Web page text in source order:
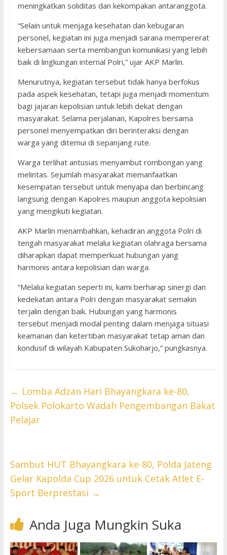
meningkatkan soliditas dan kekompakan antaranggota.
“Selain untuk menjaga kesehatan dan kebugaran
personel, kegiatan ini juga menjadi sarana mempererat
kebersamaan serta membangun komunikasi yang lebih
baik di lingkungan internal Polri,” ujar AKP Marlin.
Menurutnya, kegiatan tersebut tidak hanya berfokus
pada aspek kesehatan, tetapi juga menjadi momentum
bagi jajaran kepolisian untuk lebih dekat dengan
masyarakat. Selama perjalanan, Kapolres bersama
personel menyempatkan diri berinteraksi dengan
warga yang ditemui di sepanjang rute.
Warga terlihat antusias menyambut rombongan yang
melintas. Sejumlah masyarakat memanfaatkan
kesempatan tersebut untuk menyapa dan berbincang
langsung dengan Kapolres maupun anggota kepolisian
yang mengikuti kegiatan.
AKP Marlin menambahkan, kehadiran anggota Polri di
tengah masyarakat melalui kegiatan olahraga bersama
diharapkan dapat memperkuat hubungan yang
harmonis antara kepolisian dan warga.
“Melalui kegiatan seperti ini, kami berharap sinergi dan
kedekatan antara Polri dengan masyarakat semakin
terjalin dengan baik. Hubungan yang harmonis
tersebut menjadi modal penting dalam menjaga situasi
keamanan dan ketertiban masyarakat tetap aman dan
kondusif di wilayah Kabupaten Sukoharjo,” pungkasnya.
← Lomba Adzan Hari Bhayangkara ke-80,
Polsek Polokarto Wadah Pengembangan Bakat
Pelajar
Sambut HUT Bhayangkara ke-80, Polda Jateng
Gelar Kapolda Cup 2026 untuk Cetak Atlet E-
Sport Berprestasi →
Anda Juga Mungkin Suka